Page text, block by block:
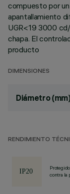
compuesto por
apantallamiento
UGR<19 3000
chapa. El
producto
DIMENSIONES
Diámetro
RENDIMIENTO
contra la